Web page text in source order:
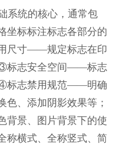
系统的核心，通常包
标标注标志各部分的
尺寸——规定标志在印
③标志安全空间——标志
④标志禁用规范——明确
色、添加阴影效果等；
景、图片背景下的使
横式、全称竖式、简